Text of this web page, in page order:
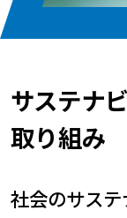
サステナ
取り組み
社会のサス